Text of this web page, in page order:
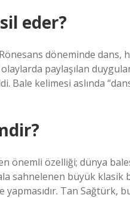
eder?
döneminde
paylaşılan
Bale kelimesi aslında
önemli özelliği; dünya
sahnelenen büyük klasik
yapmasıdır. Tan Sağtürk,